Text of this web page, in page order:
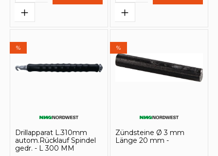
%
Drillapparat L.310mm
autom.Rücklauf Spindel
gedr. - L 300 MM
%
Zündsteine Ø 3 mm
Länge 20 mm -